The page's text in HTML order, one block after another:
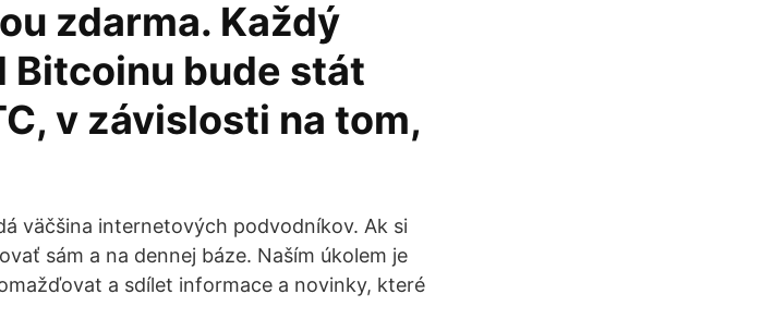
zdarma. Každý
Bitcoinu bude stát
v závislosti na tom,
väčšina internetových podvodníkov. Ak si
sám a na dennej báze. Naším úkolem je
a sdílet informace a novinky, které